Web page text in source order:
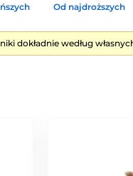
Od najdroższych
dokładnie według